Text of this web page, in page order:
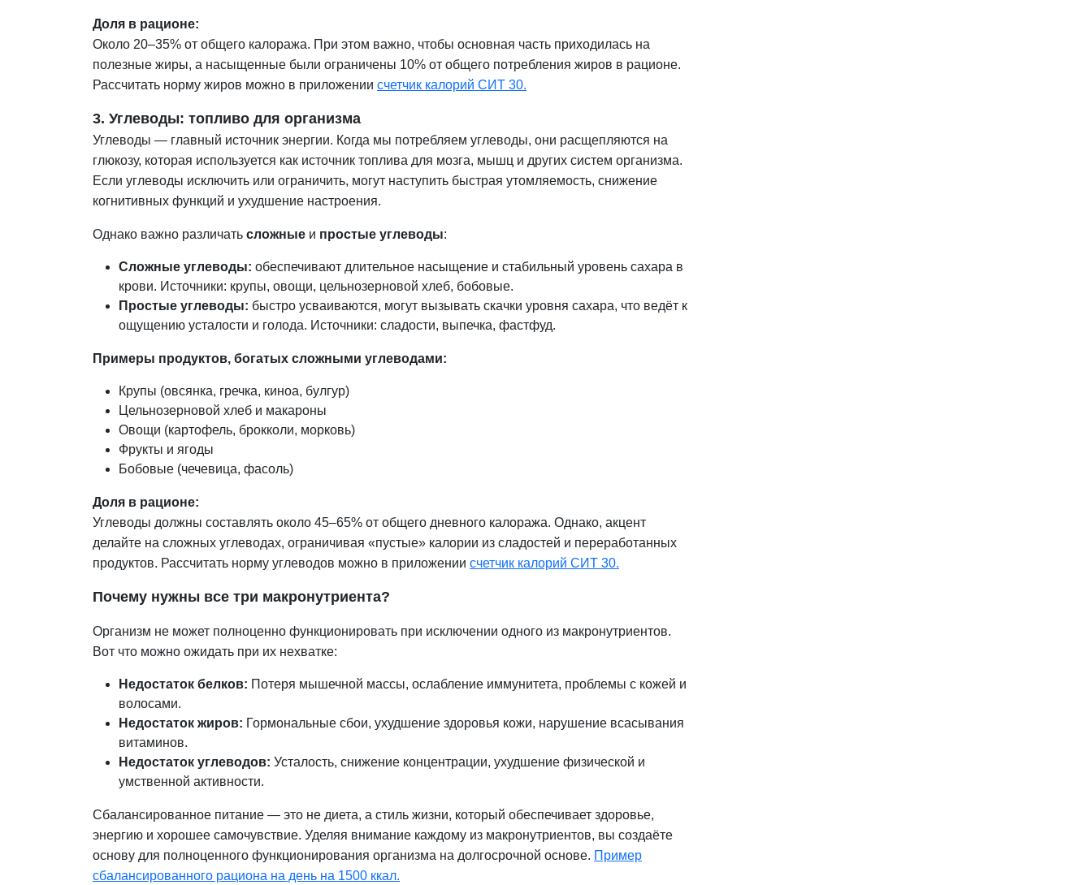
Доля в рационе:
Около 20–35% от общего калоража. При этом важно, чтобы основная часть приходилась на
полезные жиры, а насыщенные были ограничены 10% от общего потребления жиров в рационе.
Рассчитать норму жиров можно в приложении счетчик калорий СИТ 30.
3. Углеводы: топливо для организма
Углеводы — главный источник энергии. Когда мы потребляем углеводы, они расщепляются на
глюкозу, которая используется как источник топлива для мозга, мышц и других систем организма.
Если углеводы исключить или ограничить, могут наступить быстрая утомляемость, снижение
когнитивных функций и ухудшение настроения.
Однако важно различать сложные и простые углеводы:
Сложные углеводы: обеспечивают длительное насыщение и стабильный уровень сахара в
крови. Источники: крупы, овощи, цельнозерновой хлеб, бобовые.
Простые углеводы: быстро усваиваются, могут вызывать скачки уровня сахара, что ведёт к
ощущению усталости и голода. Источники: сладости, выпечка, фастфуд.
Примеры продуктов, богатых сложными углеводами:
Крупы (овсянка, гречка, киноа, булгур)
Цельнозерновой хлеб и макароны
Овощи (картофель, брокколи, морковь)
Фрукты и ягоды
Бобовые (чечевица, фасоль)
Доля в рационе:
Углеводы должны составлять около 45–65% от общего дневного калоража. Однако, акцент
делайте на сложных углеводах, ограничивая «пустые» калории из сладостей и переработанных
продуктов. Рассчитать норму углеводов можно в приложении счетчик калорий СИТ 30.
Почему нужны все три макронутриента?
Организм не может полноценно функционировать при исключении одного из макронутриентов.
Вот что можно ожидать при их нехватке:
Недостаток белков: Потеря мышечной массы, ослабление иммунитета, проблемы с кожей и
волосами.
Недостаток жиров: Гормональные сбои, ухудшение здоровья кожи, нарушение всасывания
витаминов.
Недостаток углеводов: Усталость, снижение концентрации, ухудшение физической и
умственной активности.
Сбалансированное питание — это не диета, а стиль жизни, который обеспечивает здоровье,
энергию и хорошее самочувствие. Уделяя внимание каждому из макронутриентов, вы создаёте
основу для полноценного функционирования организма на долгосрочной основе. Пример
сбалансированного рациона на день на 1500 ккал.